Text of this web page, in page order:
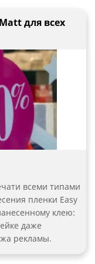
для всех
всеми типами
пленки Easy
клею:
даже
рекламы.